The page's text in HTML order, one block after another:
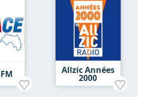
Allzic Années
2000